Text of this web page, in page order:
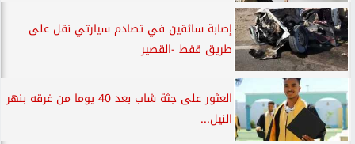
إصابة سائقين في تصادم سيارتي نقل على
طريق قفط -القصير
العثور على جثة شاب بعد 40 يوما من غرقه بنهر
النيل...